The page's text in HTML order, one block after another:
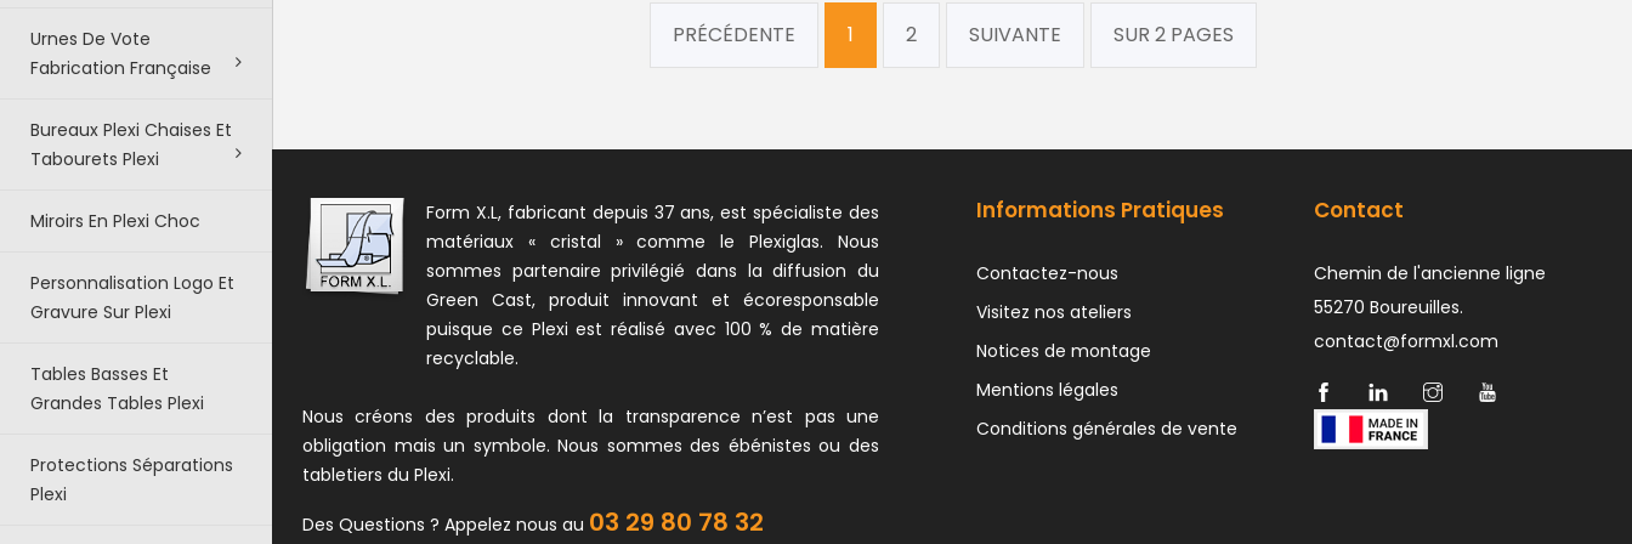
Urnes De Vote
Fabrication Française
Bureaux Plexi Chaises Et
Tabourets Plexi
Miroirs En Plexi Choc
Personnalisation Logo Et
Gravure Sur Plexi
Tables Basses Et
Grandes Tables Plexi
Protections Séparations
Plexi
PRÉCÉDENTE 1 2 SUIVANTE SUR 2 PAGES
Form X.L, fabricant depuis 37 ans, est spécialiste des
matériaux « cristal » comme le Plexiglas. Nous
sommes partenaire privilégié dans la diffusion du
Green Cast, produit innovant et écoresponsable
puisque ce Plexi est réalisé avec 100 % de matière
recyclable.
Nous créons des produits dont la transparence n’est pas une
obligation mais un symbole. Nous sommes des ébénistes ou des
tabletiers du Plexi.
Des Questions ? Appelez nous au 03 29 80 78 32
Informations Pratiques
Contactez-nous
Visitez nos ateliers
Notices de montage
Mentions légales
Conditions générales de vente
Contact
Chemin de l'ancienne ligne
55270 Boureuilles.
contact@formxl.com